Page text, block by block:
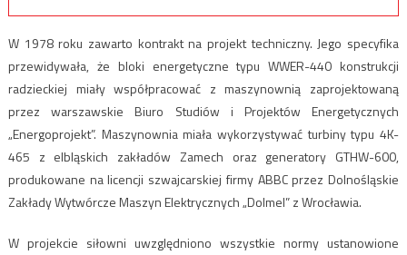
W 1978 roku zawarto kontrakt na projekt techniczny. Jego specyfika
przewidywała, że bloki energetyczne typu WWER-440 konstrukcji
radzieckiej miały współpracować z maszynownią zaprojektowaną
przez warszawskie Biuro Studiów i Projektów Energetycznych
„Energoprojekt”. Maszynownia miała wykorzystywać turbiny typu 4K-
465 z elbląskich zakładów Zamech oraz generatory GTHW-600,
produkowane na licencji szwajcarskiej firmy ABBC przez Dolnośląskie
Zakłady Wytwórcze Maszyn Elektrycznych „Dolmel” z Wrocławia.
W projekcie siłowni uwzględniono wszystkie normy ustanowione